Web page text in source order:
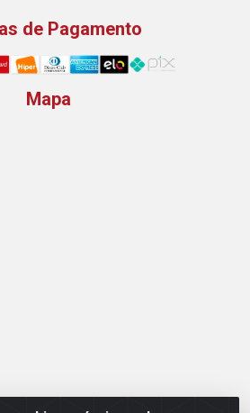
de Pagamento
Mapa